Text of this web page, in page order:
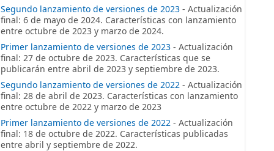
Segundo lanzamiento de versiones de 2023 - Actualización
final: 6 de mayo de 2024. Características con lanzamiento
entre octubre de 2023 y marzo de 2024.
Primer lanzamiento de versiones de 2023 - Actualización
final: 27 de octubre de 2023. Características que se
publicarán entre abril de 2023 y septiembre de 2023.
Segundo lanzamiento de versiones de 2022 - Actualización
final: 28 de abril de 2023. Características con lanzamiento
entre octubre de 2022 y marzo de 2023
Primer lanzamiento de versiones de 2022 - Actualización
final: 18 de octubre de 2022. Características publicadas
entre abril y septiembre de 2022.